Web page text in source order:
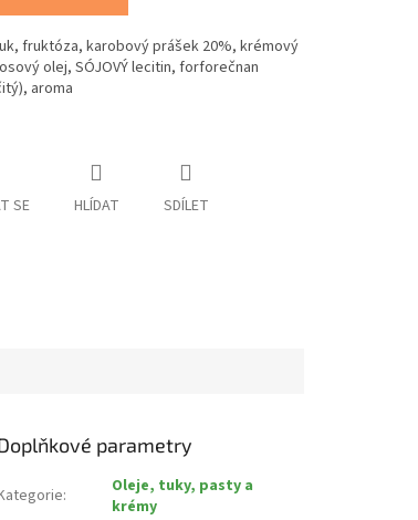
fruktóza, karobový prášek 20%, krémový
olej, SÓJOVÝ lecitin, forforečnan
aroma
SE HLÍDAT SDÍLET
parametry
:
Oleje, tuky, pasty a
krémy